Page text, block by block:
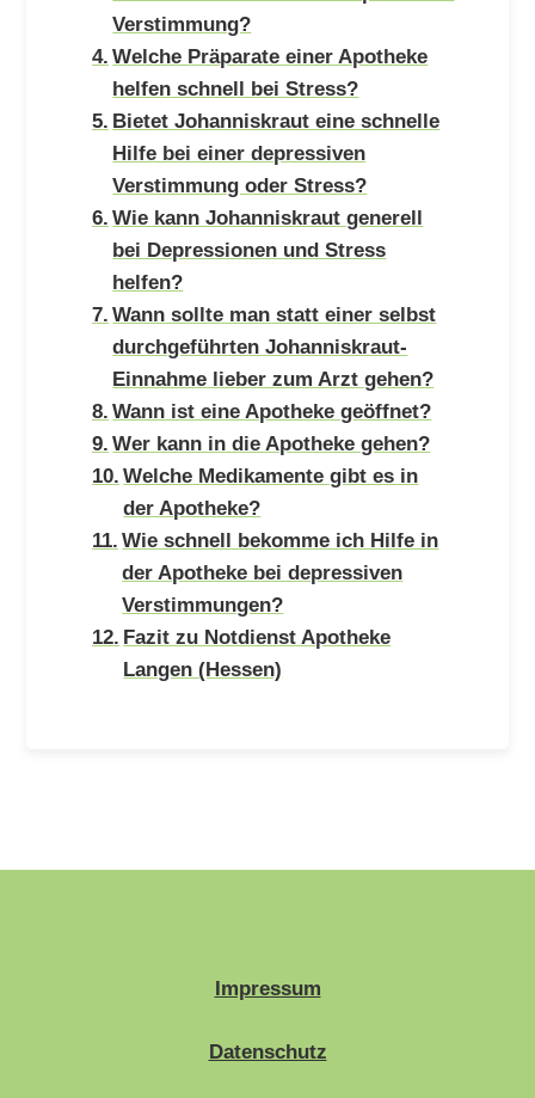
Verstimmung?
Welche Präparate einer Apotheke
helfen schnell bei Stress?
Bietet Johanniskraut eine schnelle
Hilfe bei einer depressiven
Verstimmung oder Stress?
Wie kann Johanniskraut generell
bei Depressionen und Stress
helfen?
Wann sollte man statt einer selbst
durchgeführten Johanniskraut-
Einnahme lieber zum Arzt gehen?
Wann ist eine Apotheke geöffnet?
Wer kann in die Apotheke gehen?
Welche Medikamente gibt es in
der Apotheke?
Wie schnell bekomme ich Hilfe in
der Apotheke bei depressiven
Verstimmungen?
Fazit zu Notdienst Apotheke
Langen (Hessen)
Impressum
Datenschutz